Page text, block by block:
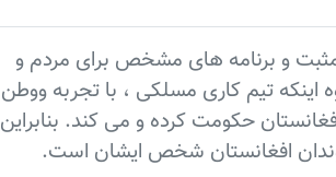
مثبت و برنامه های مشخص برای مردم و
اینکه تیم کاری مسلکی ، با تجربه ووطن
حکومت کرده و می کند. بنابراین
افغانستان شخص ایشان است.